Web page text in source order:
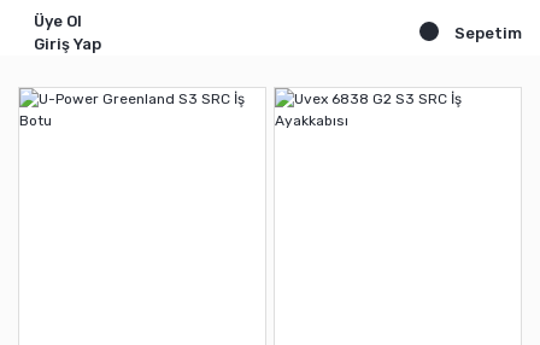
Üye Ol
Giriş Yap
Sepetim